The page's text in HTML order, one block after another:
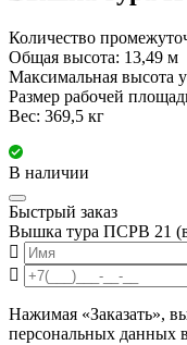
Количество
Общая высота: 13,49 м
Максимальная высота
Размер рабочей
Вес: 369,5 кг
В наличии
Быстрый заказ
Вышка тура ПСРВ 21
Нажимая «Заказать»,
персональных данных